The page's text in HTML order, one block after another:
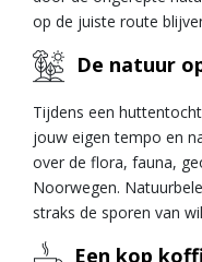
op de juiste route
De natuur
Tijdens een
jouw eigen tempo en
over de flora, fauna,
Noorwegen.
straks de sporen van
Een kop